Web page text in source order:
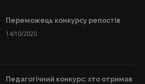
Переможець конкурсу репостів
14/10/2020
Педагогічний конкурс: хто отримав